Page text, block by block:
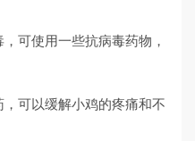
可使用一些抗病毒药物，
可以缓解小鸡的疼痛和不